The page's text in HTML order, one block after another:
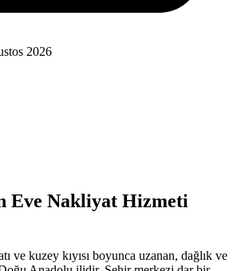
2026
Eve Nakliyat Hizmeti
ve kuzey kıyısı boyunca uzanan, dağlık ve